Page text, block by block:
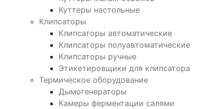
Куттеры настольные
Клипсаторы
Клипсаторы автоматические
Клипсаторы полуавтоматические
Клипсаторы ручные
Этикетировщики для клипсатора
Термическое оборудование
Дымогенераторы
Камеры ферментации салями